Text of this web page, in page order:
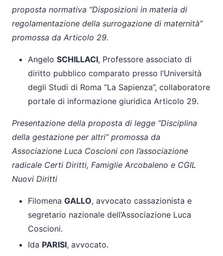
proposta normativa “Disposizioni in materia di
regolamentazione della surrogazione di maternità”
promossa da Articolo 29.
Angelo SCHILLACI, Professore associato di
diritto pubblico comparato presso l’Università
degli Studi di Roma “La Sapienza”, collaboratore
portale di informazione giuridica Articolo 29.
Presentazione della proposta di legge “Disciplina
della gestazione per altri” promossa da
Associazione Luca Coscioni con l’associazione
radicale Certi Diritti, Famiglie Arcobaleno e CGIL
Nuovi Diritti
Filomena GALLO, avvocato cassazionista e
segretario nazionale dell’Associazione Luca
Coscioni.
Ida PARISI, avvocato.